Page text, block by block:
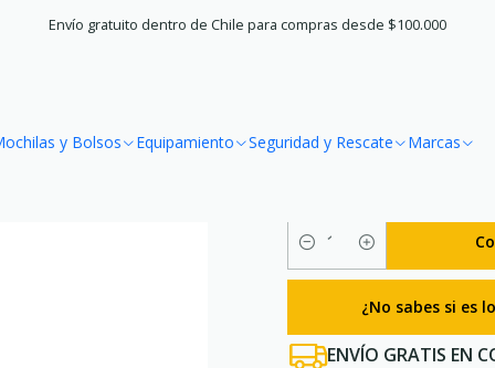
y Bolsos Equipamiento Seguridad y Rescate Marcas
Envío gratuito dentro de Chile para compras desde $100.000
Cordín 4 mm auxiliar para escalada y uso outdoor
Cordín 4
Cantidad
¿No sabes si es
ENVÍO GRATIS EN